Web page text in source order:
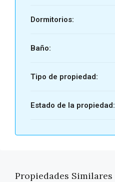
Dormitorios:
Baño:
Tipo de propiedad:
Estado de la propiedad:
Propiedades Similares